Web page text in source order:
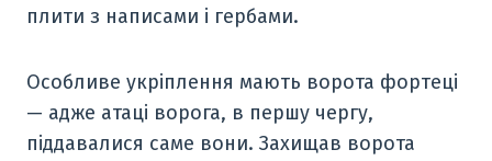
плити з написами і гербами.
Особливе укріплення мають ворота фортеці
— адже атаці ворога, в першу чергу,
піддавалися саме вони. Захищав ворота